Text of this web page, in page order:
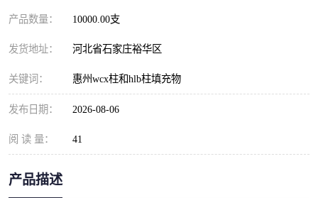
产品数量： 10000.00支
发货地址： 河北省石家庄裕华区
关键词： 惠州wcx柱和hlb柱填充物
发布日期： 2026-08-06
阅 读 量： 41
产品描述